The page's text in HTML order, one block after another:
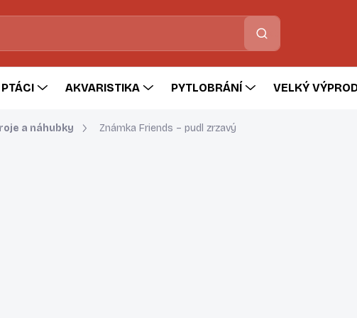
Hledat
PTÁCI AKVARISTIKA PYTLOBRÁNÍ VELKÝ
a náhubky Známka Friends – pudl zrzavý